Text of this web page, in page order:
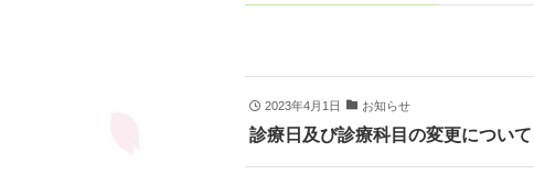
2023年4月1日 お知らせ
診療日及び診療科目の変更について